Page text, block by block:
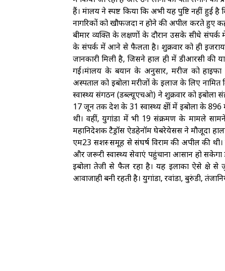
हैं। मंत्रालय ने स्पष्ट किया कि अभी यह पुष्टि नहीं हुई
नागरिकों को खौफजदा न होने की अपील करते हुए
बीमार व्यक्ति के लक्षणों के दौरान उसके सीधे
के संपर्क में आने से फैलता है। शुक्रवार को ही
जानकारी मिली है, जिसने हाल ही में डीआरसी की
गई।मंत्रालय के बयान के अनुसार, मरीज को
अस्पताल को इबोला मरीजों के इलाज के लिए नामित
स्वास्थ्य संगठन (डब्ल्यूएचओ) ने शुक्रवार को इबोला
17 जून तक देश के 31 स्वास्थ्य क्षेत्रों में इबोला के
थी। वहीं, युगांडा में भी 19 संक्रमण के मामले
महानिदेशक टैड्रॉस ऐडहेनॉम घेबरेयेसस ने मौजूदा
एम23 सशस्त्र समूह से संघर्ष विराम की अपील की
और जरूरी स्वास्थ्य सेवाएं पहुंचाना आसान हो सकेगा
इबोला तेजी से फैल रहा है। यह इलाका ऐसे क्षेत्र से
आवाजाही बनी रहती है। युगांडा, रवांडा, बुरुंडी,